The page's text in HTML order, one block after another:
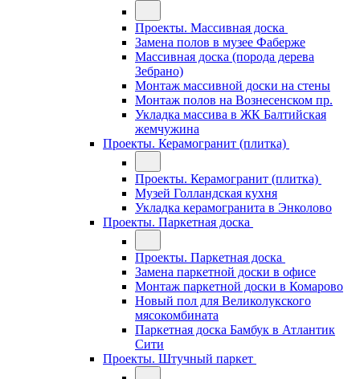
Проекты. Массивная доска
Замена полов в музее Фаберже
Массивная доска (порода дерева
Зебрано)
Монтаж массивной доски на стены
Монтаж полов на Вознесенском пр.
Укладка массива в ЖК Балтийская
жемчужина
Проекты. Керамогранит (плитка)
Проекты. Керамогранит (плитка)
Музей Голландская кухня
Укладка керамогранита в Энколово
Проекты. Паркетная доска
Проекты. Паркетная доска
Замена паркетной доски в офисе
Монтаж паркетной доски в Комарово
Новый пол для Великолукского
мясокомбината
Паркетная доска Бамбук в Атлантик
Сити
Проекты. Штучный паркет